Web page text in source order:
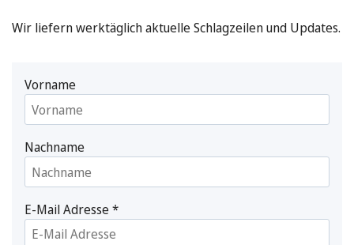
Wir liefern werktäglich aktuelle Schlagzeilen und Updates.
Vorname
Nachname
E-Mail Adresse*